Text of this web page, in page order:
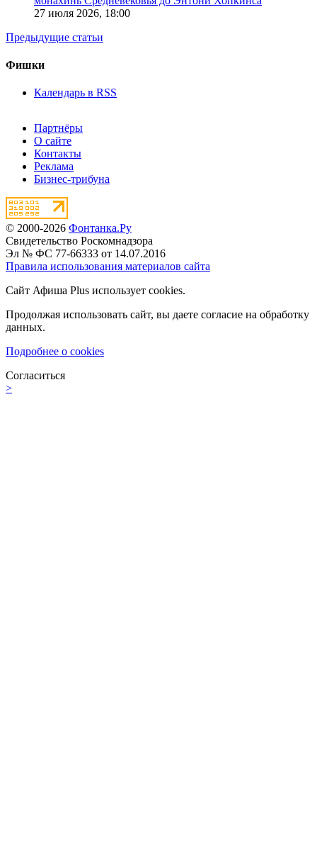
27 июля 2026, 18:00
Предыдущие статьи
Фишки
Календарь в RSS
Партнёры
О сайте
Контакты
Реклама
Бизнес-трибуна
© 2000-2026 Фонтанка.Ру
Свидетельство Роскомнадзора
Эл № ФС 77-66333 от 14.07.2016
Правила использования материалов сайта
Сайт Афиша Plus использует cookies.
Продолжая использовать сайт, вы даете согласие на обработку
данных.
Подробнее о cookies
Согласиться
>